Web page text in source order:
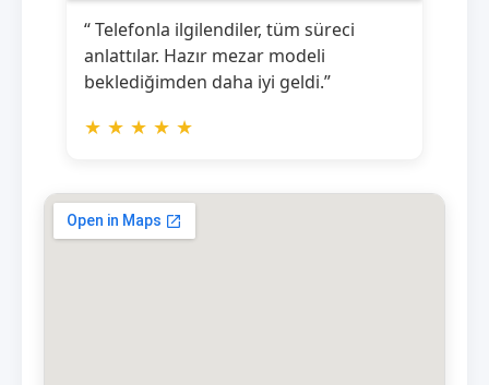
“ Telefonla ilgilendiler, tüm süreci
anlattılar. Hazır mezar modeli
beklediğimden daha iyi geldi.”
★ ★ ★ ★ ★